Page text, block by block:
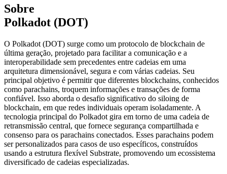
Sobre
Polkadot (DOT)
O Polkadot (DOT) surge como um protocolo de blockchain de
última geração, projetado para facilitar a comunicação e a
interoperabilidade sem precedentes entre cadeias em uma
arquitetura dimensionável, segura e com várias cadeias. Seu
principal objetivo é permitir que diferentes blockchains, conhecidos
como parachains, troquem informações e transações de forma
confiável. Isso aborda o desafio significativo do siloing de
blockchain, em que redes individuais operam isoladamente. A
tecnologia principal do Polkadot gira em torno de uma cadeia de
retransmissão central, que fornece segurança compartilhada e
consenso para os parachains conectados. Esses parachains podem
ser personalizados para casos de uso específicos, construídos
usando a estrutura flexível Substrate, promovendo um ecossistema
diversificado de cadeias especializadas.